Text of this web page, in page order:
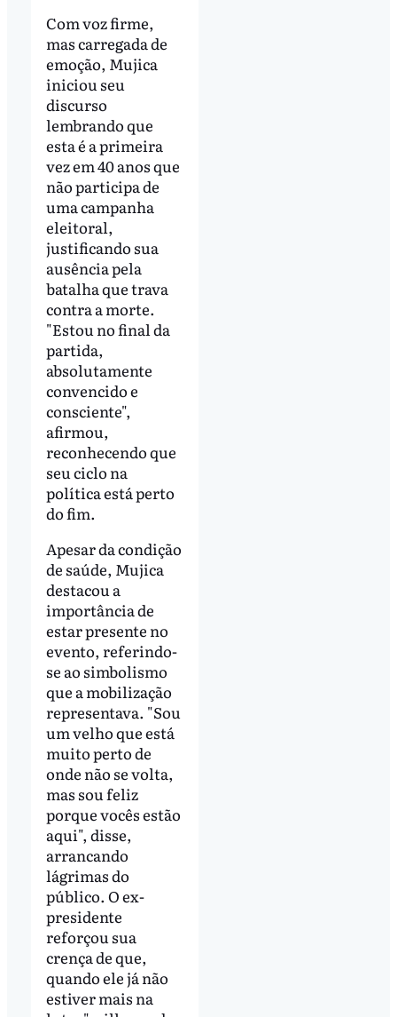
Com voz firme,
mas carregada de
emoção, Mujica
iniciou seu
discurso
lembrando que
esta é a primeira
vez em 40 anos que
não participa de
uma campanha
eleitoral,
justificando sua
ausência pela
batalha que trava
contra a morte.
"Estou no final da
partida,
absolutamente
convencido e
consciente",
afirmou,
reconhecendo que
seu ciclo na
política está perto
do fim.
Apesar da condição
de saúde, Mujica
destacou a
importância de
estar presente no
evento, referindo-
se ao simbolismo
que a mobilização
representava. "Sou
um velho que está
muito perto de
onde não se volta,
mas sou feliz
porque vocês estão
aqui", disse,
arrancando
lágrimas do
público. O ex-
presidente
reforçou sua
crença de que,
quando ele já não
estiver mais na